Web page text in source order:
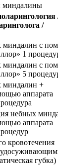
миндалины
/
миндалин с
1
миндалин с
5
миндалин +
аппарата
небных
аппарата
кровотечения
губка)